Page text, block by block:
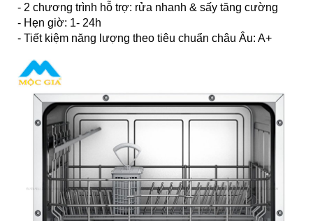
- 2 chương trình hỗ trợ: rửa nhanh & sấy tăng cường
- Hẹn giờ: 1- 24h
- Tiết kiệm năng lượng theo tiêu chuẩn châu Âu: A+